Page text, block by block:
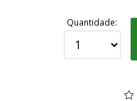
Quantidade: